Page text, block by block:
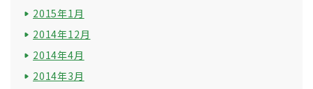
2015年1月
2014年12月
2014年4月
2014年3月